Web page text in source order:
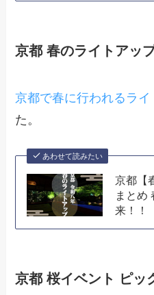
京都 春のライトアッ
京都で春に行われるラ
た。
あわせて読みたい
京都【
まとめ
来！！
京都 桜イベント ピッ